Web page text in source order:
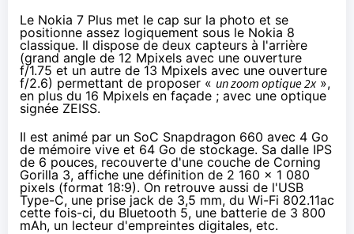
Le Nokia 7 Plus met le cap sur la photo et se
positionne assez logiquement sous le Nokia 8
classique. Il dispose de deux capteurs à l'arrière
(grand angle de 12 Mpixels avec une ouverture
f/1.75 et un autre de 13 Mpixels avec une ouverture
f/2.6) permettant de proposer « un zoom optique 2x»,
en plus du 16 Mpixels en façade ; avec une optique
signée ZEISS.
Il est animé par un SoC Snapdragon 660 avec 4 Go
de mémoire vive et 64 Go de stockage. Sa dalle IPS
de 6 pouces, recouverte d'une couche de Corning
Gorilla 3, affiche une définition de 2 160 x 1 080
pixels (format 18:9). On retrouve aussi de l'USB
Type-C, une prise jack de 3,5 mm, du Wi-Fi 802.11ac
cette fois-ci, du Bluetooth 5, une batterie de 3 800
mAh, un lecteur d'empreintes digitales, etc.